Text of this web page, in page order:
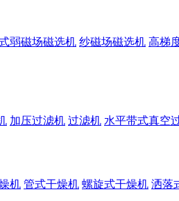
弱磁场磁选机 纱磁场磁选机 高梯
加压过滤机 过滤机 水平带式真空
机 管式干燥机 螺旋式干燥机 洒落